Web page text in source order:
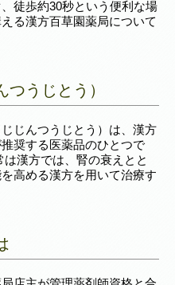
徒歩約30秒という便利な場
る漢方百草園薬局について
うじとう）
じんつうじとう）は、漢方
奨する医薬品のひとつで
は漢方では、腎の衰えとと
高める漢方を用いて治療す